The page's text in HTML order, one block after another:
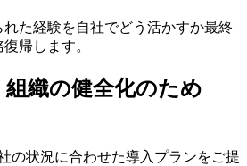
た経験を自社でどう活かすか最終
帰します。
織の健全化のため
の状況に合わせた導入プランをご提